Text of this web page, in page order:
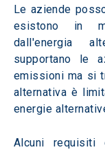
Le aziende
esistono in
dall'energia
supportano le
emissioni ma si
alternativa è
energie
Alcuni requisiti